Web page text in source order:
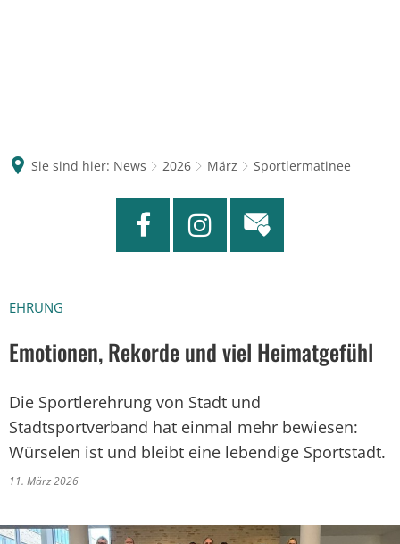
Sie sind hier: News 2026 März Sportlermatinee
EHRUNG
Emotionen, Rekorde und viel Heimatgefühl
Die Sportlerehrung von Stadt und
Stadtsportverband hat einmal mehr bewiesen:
Würselen ist und bleibt eine lebendige Sportstadt.
11. März 2026